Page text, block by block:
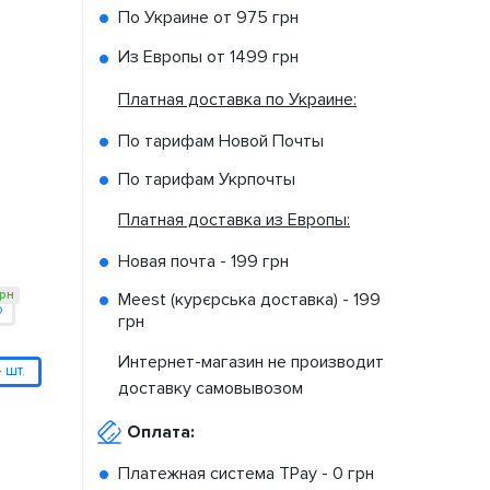
шт.
По Украине от 975 грн
Из Европы от 1499 грн
Платная доставка по Украине:
По тарифам Новой Почты
По тарифам Укрпочты
Платная доставка из Европы:
Новая почта - 199 грн
Meest (курєрська доставка) - 199
грн
Интернет-магазин не производит
доставку самовывозом
Оплата:
Платежная система TPay - 0 грн